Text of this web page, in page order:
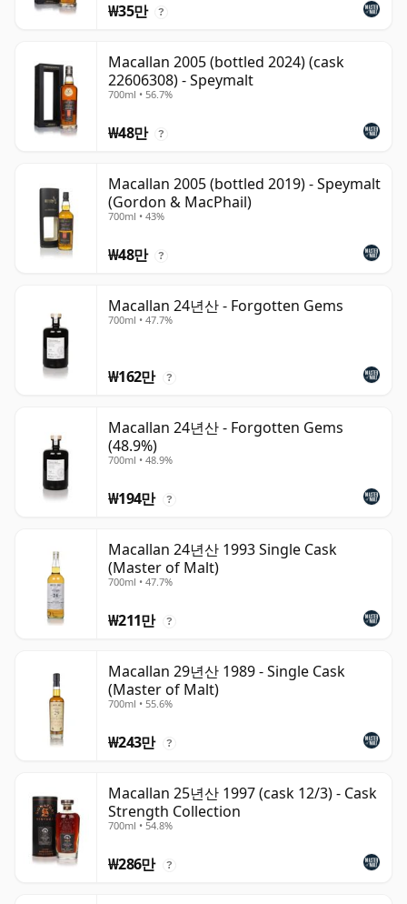
₩35만 ?
Macallan 2005 (bottled 2024) (cask
22606308) - Speymalt
700ml • 56.7%
₩48만 ?
Macallan 2005 (bottled 2019) - Speymalt
(Gordon & MacPhail)
700ml • 43%
₩48만 ?
Macallan 24년산 - Forgotten Gems
700ml • 47.7%
₩162만 ?
Macallan 24년산 - Forgotten Gems
(48.9%)
700ml • 48.9%
₩194만 ?
Macallan 24년산 1993 Single Cask
(Master of Malt)
700ml • 47.7%
₩211만 ?
Macallan 29년산 1989 - Single Cask
(Master of Malt)
700ml • 55.6%
₩243만 ?
Macallan 25년산 1997 (cask 12/3) - Cask
Strength Collection
700ml • 54.8%
₩286만 ?